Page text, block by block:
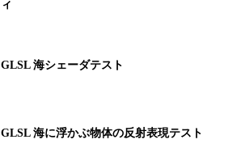
ィ
GLSL 海シェーダテスト
GLSL 海に浮かぶ物体の反射表現テスト